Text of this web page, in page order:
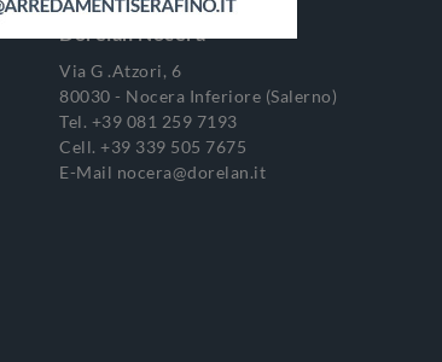
Dorelan Nocera
Via G .Atzori, 6
80030 - Nocera Inferiore (Salerno)
Tel. +39 081 259 7193
Cell. +39 339 505 7675
E-Mail nocera@dorelan.it